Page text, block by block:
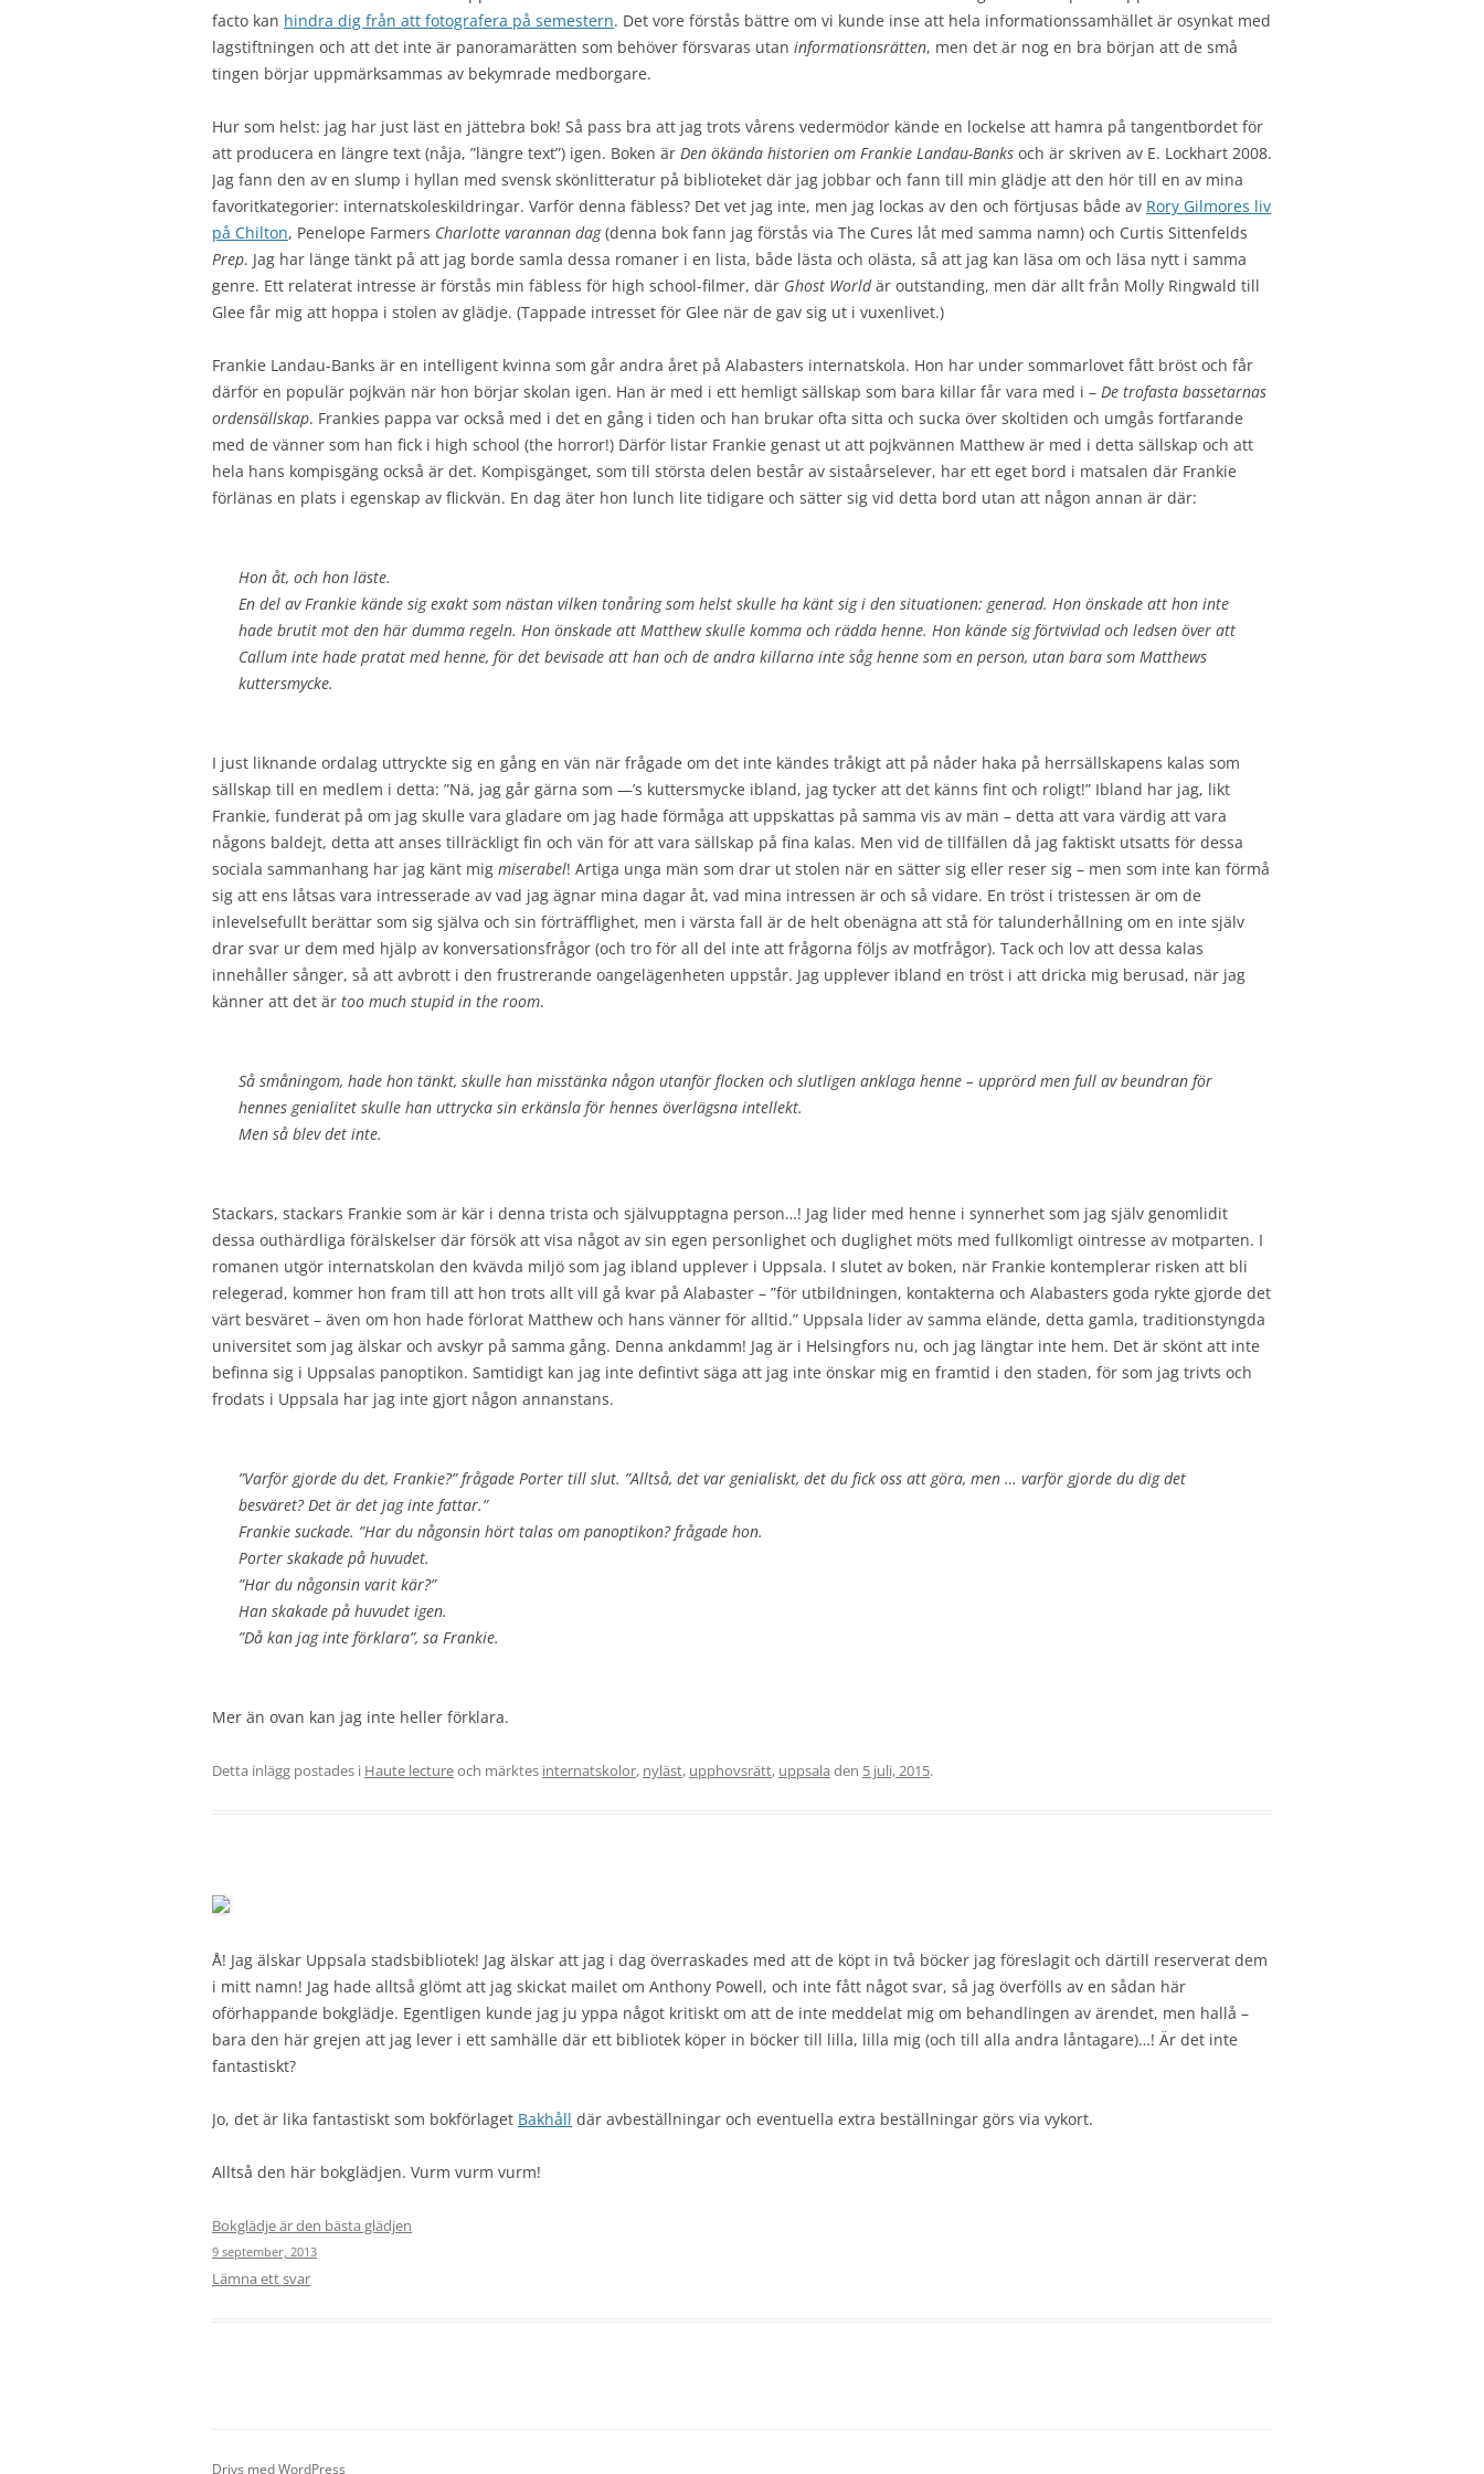
facto kan hindra dig från att fotografera på semestern. Det vore förstås bättre om vi kunde inse att hela informationssamhället är osynkat med
lagstiftningen och att det inte är panoramarätten som behöver försvaras utan informationsrätten, men det är nog en bra början att de små
tingen börjar uppmärksammas av bekymrade medborgare.
Hur som helst: jag har just läst en jättebra bok! Så pass bra att jag trots vårens vedermödor kände en lockelse att hamra på tangentbordet för
att producera en längre text (nåja, ”längre text”) igen. Boken är Den ökända historien om Frankie Landau-Banks och är skriven av E. Lockhart 2008.
Jag fann den av en slump i hyllan med svensk skönlitteratur på biblioteket där jag jobbar och fann till min glädje att den hör till en av mina
favoritkategorier: internatskoleskildringar. Varför denna fäbless? Det vet jag inte, men jag lockas av den och förtjusas både av Rory Gilmores liv
på Chilton, Penelope Farmers Charlotte varannan dag(denna bok fann jag förstås via The Cures låt med samma namn) och Curtis Sittenfelds
Prep. Jag har länge tänkt på att jag borde samla dessa romaner i en lista, både lästa och olästa, så att jag kan läsa om och läsa nytt i samma
genre. Ett relaterat intresse är förstås min fäbless för high school-filmer, där Ghost Worldär outstanding, men där allt från Molly Ringwald till
Glee får mig att hoppa i stolen av glädje. (Tappade intresset för Glee när de gav sig ut i vuxenlivet.)
Frankie Landau-Banks är en intelligent kvinna som går andra året på Alabasters internatskola. Hon har under sommarlovet fått bröst och får
därför en populär pojkvän när hon börjar skolan igen. Han är med i ett hemligt sällskap som bara killar får vara med i – De trofasta bassetarnas
ordensällskap. Frankies pappa var också med i det en gång i tiden och han brukar ofta sitta och sucka över skoltiden och umgås fortfarande
med de vänner som han fick i high school (the horror!) Därför listar Frankie genast ut att pojkvännen Matthew är med i detta sällskap och att
hela hans kompisgäng också är det. Kompisgänget, som till största delen består av sistaårselever, har ett eget bord i matsalen där Frankie
förlänas en plats i egenskap av flickvän. En dag äter hon lunch lite tidigare och sätter sig vid detta bord utan att någon annan är där:
Hon åt, och hon läste.
En del av Frankie kände sig exakt som nästan vilken tonåring som helst skulle ha känt sig i den situationen: generad. Hon önskade att hon inte
hade brutit mot den här dumma regeln. Hon önskade att Matthew skulle komma och rädda henne. Hon kände sig förtvivlad och ledsen över att
Callum inte hade pratat med henne, för det bevisade att han och de andra killarna inte såg henne som en person, utan bara som Matthews
kuttersmycke.
I just liknande ordalag uttryckte sig en gång en vän när frågade om det inte kändes tråkigt att på nåder haka på herrsällskapens kalas som
sällskap till en medlem i detta: ”Nä, jag går gärna som —’s kuttersmycke ibland, jag tycker att det känns fint och roligt!” Ibland har jag, likt
Frankie, funderat på om jag skulle vara gladare om jag hade förmåga att uppskattas på samma vis av män – detta att vara värdig att vara
någons baldejt, detta att anses tillräckligt fin och vän för att vara sällskap på fina kalas. Men vid de tillfällen då jag faktiskt utsatts för dessa
sociala sammanhang har jag känt mig miserabel! Artiga unga män som drar ut stolen när en sätter sig eller reser sig – men som inte kan förmå
sig att ens låtsas vara intresserade av vad jag ägnar mina dagar åt, vad mina intressen är och så vidare. En tröst i tristessen är om de
inlevelsefullt berättar som sig själva och sin förträfflighet, men i värsta fall är de helt obenägna att stå för talunderhållning om en inte själv
drar svar ur dem med hjälp av konversationsfrågor (och tro för all del inte att frågorna följs av motfrågor). Tack och lov att dessa kalas
innehåller sånger, så att avbrott i den frustrerande oangelägenheten uppstår. Jag upplever ibland en tröst i att dricka mig berusad, när jag
känner att det är too much stupid in the room.
Så småningom, hade hon tänkt, skulle han misstänka någon utanför flocken och slutligen anklaga henne – upprörd men full av beundran för
hennes genialitet skulle han uttrycka sin erkänsla för hennes överlägsna intellekt.
Men så blev det inte.
Stackars, stackars Frankie som är kär i denna trista och självupptagna person…! Jag lider med henne i synnerhet som jag själv genomlidit
dessa outhärdliga förälskelser där försök att visa något av sin egen personlighet och duglighet möts med fullkomligt ointresse av motparten. I
romanen utgör internatskolan den kvävda miljö som jag ibland upplever i Uppsala. I slutet av boken, när Frankie kontemplerar risken att bli
relegerad, kommer hon fram till att hon trots allt vill gå kvar på Alabaster – ”för utbildningen, kontakterna och Alabasters goda rykte gjorde det
värt besväret – även om hon hade förlorat Matthew och hans vänner för alltid.” Uppsala lider av samma elände, detta gamla, traditionstyngda
universitet som jag älskar och avskyr på samma gång. Denna ankdamm! Jag är i Helsingfors nu, och jag längtar inte hem. Det är skönt att inte
befinna sig i Uppsalas panoptikon. Samtidigt kan jag inte defintivt säga att jag inte önskar mig en framtid i den staden, för som jag trivts och
frodats i Uppsala har jag inte gjort någon annanstans.
”Varför gjorde du det, Frankie?” frågade Porter till slut. ”Alltså, det var genialiskt, det du fick oss att göra, men … varför gjorde du dig det
besväret? Det är det jag inte fattar.”
Frankie suckade. ”Har du någonsin hört talas om panoptikon? frågade hon.
Porter skakade på huvudet.
”Har du någonsin varit kär?”
Han skakade på huvudet igen.
”Då kan jag inte förklara”, sa Frankie.
Mer än ovan kan jag inte heller förklara.
Detta inlägg postades i Haute lectureoch märktes internatskolor, nyläst, upphovsrätt, uppsala den 5 juli, 2015.
Å! Jag älskar Uppsala stadsbibliotek! Jag älskar att jag i dag överraskades med att de köpt in två böcker jag föreslagit och därtill reserverat dem
i mitt namn! Jag hade alltså glömt att jag skickat mailet om Anthony Powell, och inte fått något svar, så jag överfölls av en sådan här
oförhappande bokglädje. Egentligen kunde jag ju yppa något kritiskt om att de inte meddelat mig om behandlingen av ärendet, men hallå –
bara den här grejen att jag lever i ett samhälle där ett bibliotek köper in böcker till lilla, lilla mig (och till alla andra låntagare)…! Är det inte
fantastiskt?
Jo, det är lika fantastiskt som bokförlaget Bakhåll där avbeställningar och eventuella extra beställningar görs via vykort.
Alltså den här bokglädjen. Vurm vurm vurm!
Bokglädje är den bästa glädjen
9 september, 2013
Lämna ett svar
Drivs med WordPress